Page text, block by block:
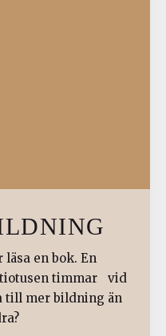
en bok. En
timmar vid
till mer bildning än